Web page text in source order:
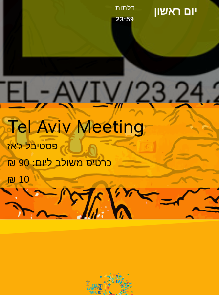
יום ראשון
דלתות
23:59
Tel Aviv Meeting
פסטיבל ג'אז
כרטיס משולב ליום: 90 ₪
10 ₪